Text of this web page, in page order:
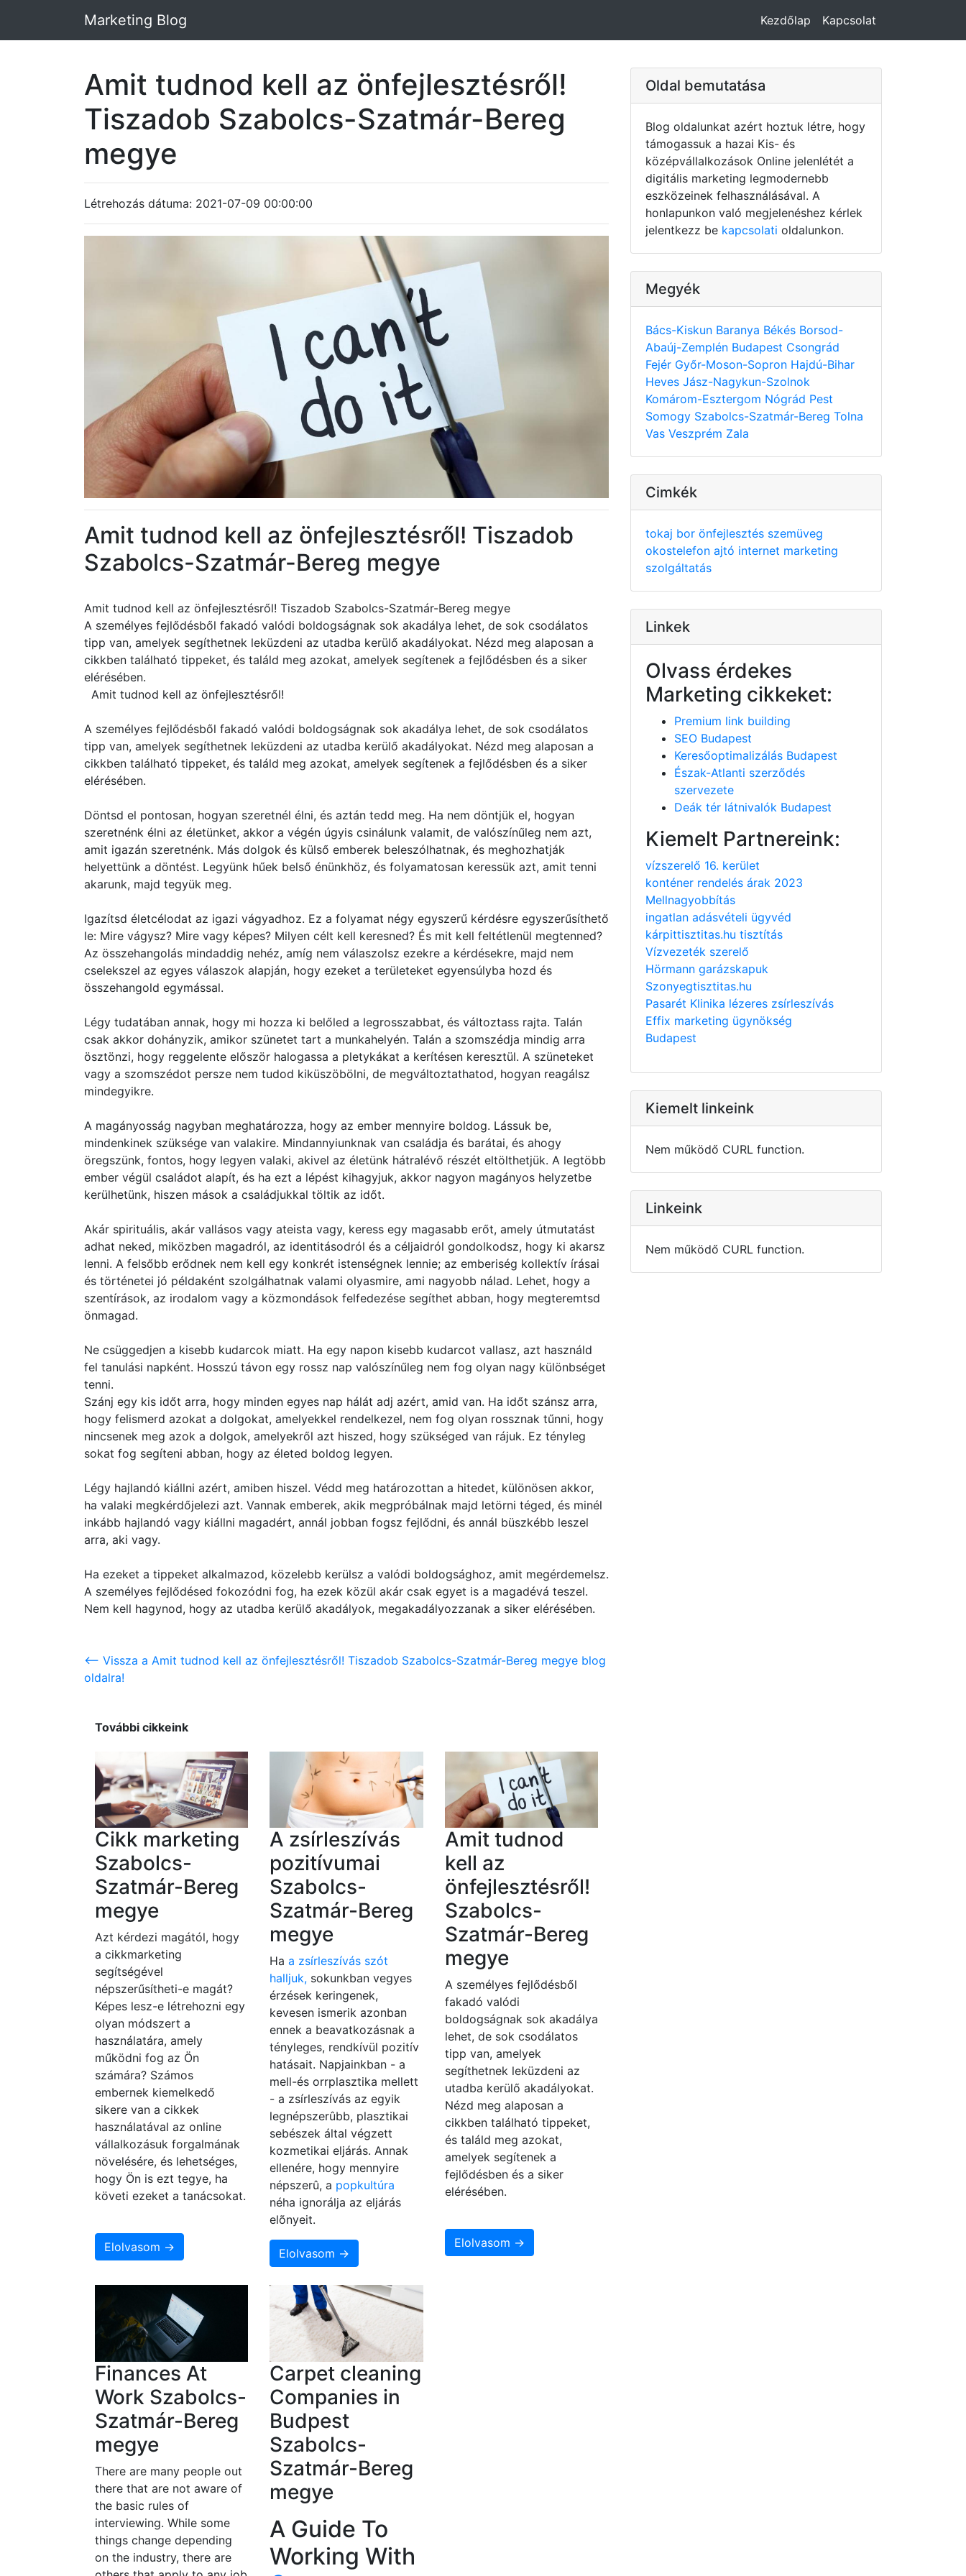
Marketing Blog Kezdőlap Kapcsolat
Amit tudnod kell az önfejlesztésről!
Tiszadob Szabolcs-Szatmár-Bereg
megye
Létrehozás dátuma: 2021-07-09 00:00:00
Amit tudnod kell az önfejlesztésről! Tiszadob
Szabolcs-Szatmár-Bereg megye
Amit tudnod kell az önfejlesztésről! Tiszadob Szabolcs-Szatmár-Bereg megye
A személyes fejlődésből fakadó valódi boldogságnak sok akadálya lehet, de sok csodálatos
tipp van, amelyek segíthetnek leküzdeni az utadba kerülő akadályokat. Nézd meg alaposan a
cikkben található tippeket, és találd meg azokat, amelyek segítenek a fejlődésben és a siker
elérésében.
Amit tudnod kell az önfejlesztésről!
A személyes fejlődésből fakadó valódi boldogságnak sok akadálya lehet, de sok csodálatos
tipp van, amelyek segíthetnek leküzdeni az utadba kerülő akadályokat. Nézd meg alaposan a
cikkben található tippeket, és találd meg azokat, amelyek segítenek a fejlődésben és a siker
elérésében.
Döntsd el pontosan, hogyan szeretnél élni, és aztán tedd meg. Ha nem döntjük el, hogyan
szeretnénk élni az életünket, akkor a végén úgyis csinálunk valamit, de valószínűleg nem azt,
amit igazán szeretnénk. Más dolgok és külső emberek beleszólhatnak, és meghozhatják
helyettünk a döntést. Legyünk hűek belső énünkhöz, és folyamatosan keressük azt, amit tenni
akarunk, majd tegyük meg.
Igazítsd életcélodat az igazi vágyadhoz. Ez a folyamat négy egyszerű kérdésre egyszerűsíthető
le: Mire vágysz? Mire vagy képes? Milyen célt kell keresned? És mit kell feltétlenül megtenned?
Az összehangolás mindaddig nehéz, amíg nem válaszolsz ezekre a kérdésekre, majd nem
cselekszel az egyes válaszok alapján, hogy ezeket a területeket egyensúlyba hozd és
összehangold egymással.
Légy tudatában annak, hogy mi hozza ki belőled a legrosszabbat, és változtass rajta. Talán
csak akkor dohányzik, amikor szünetet tart a munkahelyén. Talán a szomszédja mindig arra
ösztönzi, hogy reggelente először halogassa a pletykákat a kerítésen keresztül. A szüneteket
vagy a szomszédot persze nem tudod kiküszöbölni, de megváltoztathatod, hogyan reagálsz
mindegyikre.
A magányosság nagyban meghatározza, hogy az ember mennyire boldog. Lássuk be,
mindenkinek szüksége van valakire. Mindannyiunknak van családja és barátai, és ahogy
öregszünk, fontos, hogy legyen valaki, akivel az életünk hátralévő részét eltölthetjük. A legtöbb
ember végül családot alapít, és ha ezt a lépést kihagyjuk, akkor nagyon magányos helyzetbe
kerülhetünk, hiszen mások a családjukkal töltik az időt.
Akár spirituális, akár vallásos vagy ateista vagy, keress egy magasabb erőt, amely útmutatást
adhat neked, miközben magadról, az identitásodról és a céljaidról gondolkodsz, hogy ki akarsz
lenni. A felsőbb erődnek nem kell egy konkrét istenségnek lennie; az emberiség kollektív írásai
és történetei jó példaként szolgálhatnak valami olyasmire, ami nagyobb nálad. Lehet, hogy a
szentírások, az irodalom vagy a közmondások felfedezése segíthet abban, hogy megteremtsd
önmagad.
Ne csüggedjen a kisebb kudarcok miatt. Ha egy napon kisebb kudarcot vallasz, azt használd
fel tanulási napként. Hosszú távon egy rossz nap valószínűleg nem fog olyan nagy különbséget
tenni.
Szánj egy kis időt arra, hogy minden egyes nap hálát adj azért, amid van. Ha időt szánsz arra,
hogy felismerd azokat a dolgokat, amelyekkel rendelkezel, nem fog olyan rossznak tűnni, hogy
nincsenek meg azok a dolgok, amelyekről azt hiszed, hogy szükséged van rájuk. Ez tényleg
sokat fog segíteni abban, hogy az életed boldog legyen.
Légy hajlandó kiállni azért, amiben hiszel. Védd meg határozottan a hitedet, különösen akkor,
ha valaki megkérdőjelezi azt. Vannak emberek, akik megpróbálnak majd letörni téged, és minél
inkább hajlandó vagy kiállni magadért, annál jobban fogsz fejlődni, és annál büszkébb leszel
arra, aki vagy.
Ha ezeket a tippeket alkalmazod, közelebb kerülsz a valódi boldogsághoz, amit megérdemelsz.
A személyes fejlődésed fokozódni fog, ha ezek közül akár csak egyet is a magadévá teszel.
Nem kell hagynod, hogy az utadba kerülő akadályok, megakadályozzanak a siker elérésében.
<-- Vissza a Amit tudnod kell az önfejlesztésről! Tiszadob Szabolcs-Szatmár-Bereg megye blog
oldalra!
További cikkeink
Cikk marketing
Szabolcs-
Szatmár-Bereg
megye
Azt kérdezi magától, hogy
a cikkmarketing
segítségével
népszerűsítheti-e magát?
Képes lesz-e létrehozni egy
olyan módszert a
használatára, amely
működni fog az Ön
számára? Számos
embernek kiemelkedő
sikere van a cikkek
használatával az online
vállalkozásuk forgalmának
növelésére, és lehetséges,
hogy Ön is ezt tegye, ha
követi ezeket a tanácsokat.
Elolvasom →
A zsírleszívás
pozitívumai
Szabolcs-
Szatmár-Bereg
megye
Haa zsírleszívás szót
halljuk, sokunkban vegyes
érzések keringenek,
kevesen ismerik azonban
ennek a beavatkozásnak a
tényleges, rendkívül pozitív
hatásait. Napjainkban - a
mell-és orrplasztika mellett
- a zsírleszívás az egyik
legnépszerûbb, plasztikai
sebészek által végzett
kozmetikai eljárás. Annak
ellenére, hogy mennyire
népszerû, a popkultúra
néha ignorálja az eljárás
elõnyeit.
Elolvasom →
Amit tudnod
kell az
önfejlesztésről!
Szabolcs-
Szatmár-Bereg
megye
A személyes fejlődésből
fakadó valódi
boldogságnak sok akadálya
lehet, de sok csodálatos
tipp van, amelyek
segíthetnek leküzdeni az
utadba kerülő akadályokat.
Nézd meg alaposan a
cikkben található tippeket,
és találd meg azokat,
amelyek segítenek a
fejlődésben és a siker
elérésében.
Elolvasom →
Finances At
Work Szabolcs-
Szatmár-Bereg
megye
There are many people out
there that are not aware of
the basic rules of
interviewing. While some
things change depending
on the industry, there are
Carpet cleaning
Companies in
Budpest
Szabolcs-
Szatmár-Bereg
megye
A Guide To
Working With
Oldal bemutatása
Blog oldalunkat azért hoztuk létre, hogy
támogassuk a hazai Kis- és
középvállalkozások Online jelenlétét a
digitális marketing legmodernebb
eszközeinek felhasználásával. A
honlapunkon való megjelenéshez kérlek
jelentkezz be kapcsolati oldalunkon.
Megyék
Bács-Kiskun Baranya Békés Borsod-
Abaúj-Zemplén Budapest Csongrád
Fejér Győr-Moson-Sopron Hajdú-Bihar
Heves Jász-Nagykun-Szolnok
Komárom-Esztergom Nógrád Pest
Somogy Szabolcs-Szatmár-Bereg Tolna
Vas Veszprém Zala
Cimkék
tokaj bor önfejlesztés szemüveg
okostelefon ajtó internet marketing
szolgáltatás
Linkek
Olvass érdekes
Marketing cikkeket:
Premium link building
SEO Budapest
Keresőoptimalizálás Budapest
Észak-Atlanti szerződés
szervezete
Deák tér látnivalók Budapest
Kiemelt Partnereink:
vízszerelő 16. kerület
konténer rendelés árak 2023
Mellnagyobbítás
ingatlan adásvételi ügyvéd
kárpittisztitas.hu tisztítás
Vízvezeték szerelő
Hörmann garázskapuk
Szonyegtisztitas.hu
Pasarét Klinika lézeres zsírleszívás
Effix marketing ügynökség
Budapest
Kiemelt linkeink
Nem működő CURL function.
Linkeink
Nem működő CURL function.